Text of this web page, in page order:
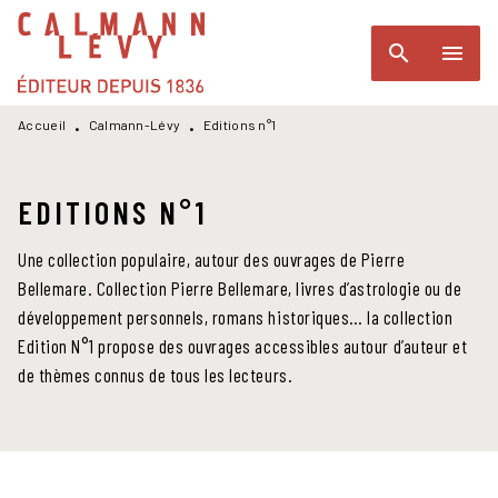
MENU RECHERCHE
PIED DE PAGE
search menu
Accueil • Calmann-Lévy • Editions n°1
EDITIONS N°1
Une collection populaire, autour des ouvrages de Pierre
Bellemare. Collection Pierre Bellemare, livres d’astrologie ou de
développement personnels, romans historiques… la collection
Edition N°1 propose des ouvrages accessibles autour d’auteur et
de thèmes connus de tous les lecteurs.